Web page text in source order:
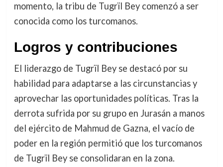
momento, la tribu de Tugrïl Bey comenzó a ser
conocida como los turcomanos.
Logros y contribuciones
El liderazgo de Tugrïl Bey se destacó por su
habilidad para adaptarse a las circunstancias y
aprovechar las oportunidades políticas. Tras la
derrota sufrida por su grupo en Jurasán a manos
del ejército de Mahmud de Gazna, el vacío de
poder en la región permitió que los turcomanos
de Tugrïl Bey se consolidaran en la zona.